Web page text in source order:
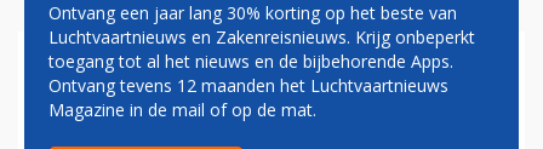
DOEK VALT VOOR JUMBOLINO
BIJ SWISS
Ontvang een jaar lang 30% korting op het beste van
Luchtvaartnieuws en Zakenreisnieuws. Krijg onbeperkt
toegang tot al het nieuws en de bijbehorende Apps.
Ontvang tevens 12 maanden het Luchtvaartnieuws
Magazine in de mail of op de mat.